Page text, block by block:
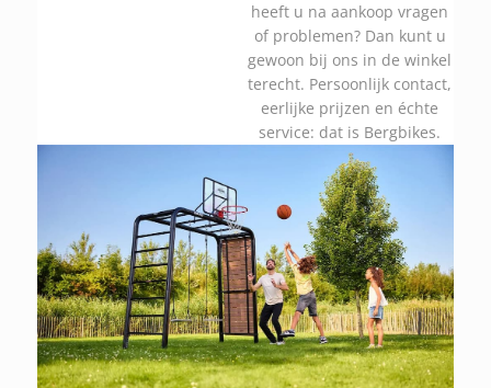
heeft u na aankoop vragen
of problemen? Dan kunt u
gewoon bij ons in de winkel
terecht. Persoonlijk contact,
eerlijke prijzen en échte
service: dat is Bergbikes.